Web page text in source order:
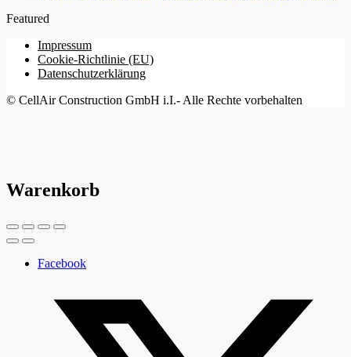
Featured
Impressum
Cookie-Richtlinie (EU)
Datenschutzerklärung
© CellAir Construction GmbH i.I.- Alle Rechte vorbehalten
Warenkorb
Facebook